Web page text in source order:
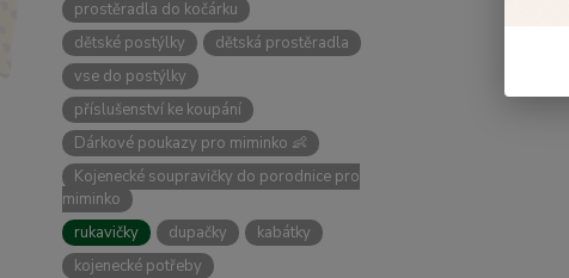
prostěradla do kočárku
dětské postýlky
dětská prostěradla
vse do postýlky
příslušenství ke koupání
Dárkové poukazy pro miminko 👶
Kojenecké soupravičky do porodnice pro
miminko
rukavičky
dupačky
kabátky
kojenecké potřeby